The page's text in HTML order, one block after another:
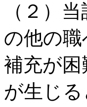
（２）
の他の
補充が
が生じ